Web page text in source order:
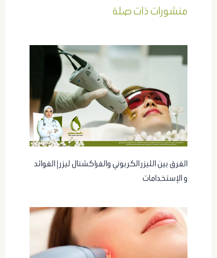
منشورات ذات صلة
الفرق بين الليزر الكربوني والفراكشنال ليزر | الفوائد
و الإستخدامات